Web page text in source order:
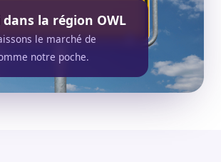
dans la région OWL
le marché de
notre poche.